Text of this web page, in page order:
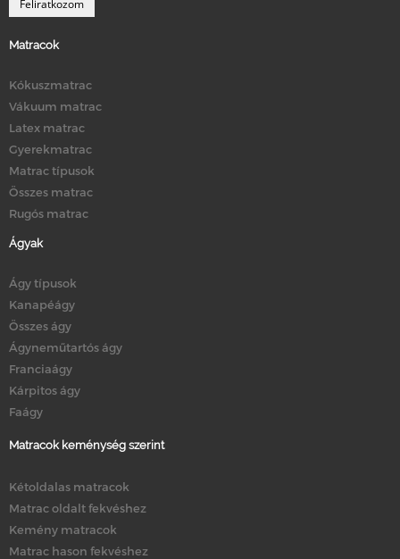
Matracok
Kókuszmatrac
Vákuum matrac
Latex matrac
Gyerekmatrac
Matrac típusok
Összes matrac
Rugós matrac
Ágyak
Ágy típusok
Kanapéágy
Összes ágy
Ágyneműtartós ágy
Franciaágy
Kárpitos ágy
Faágy
Matracok keménység szerint
Kétoldalas matracok
Matrac oldalt fekvéshez
Kemény matracok
Matrac hason fekvéshez